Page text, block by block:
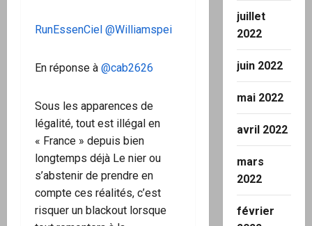
RunEssenCiel @Williamspei
En réponse à @cab2626
Sous les apparences de
légalité, tout est illégal en
« France » depuis bien
longtemps déjà Le nier ou
s’abstenir de prendre en
compte ces réalités, c’est
risquer un blackout lorsque
juillet
2022
juin 2022
mai 2022
avril 2022
mars
2022
février